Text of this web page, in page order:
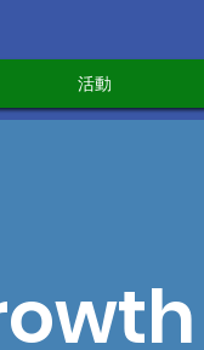
活動